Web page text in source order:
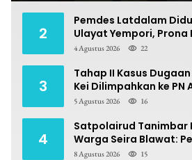
2
Pemdes Latdalam
Ulayat Yempori, Prona
Sengketa
4 Agustus 2026 22
3
Tahap II Kasus
Kei Dilimpahkan ke PN
5 Agustus 2026 16
4
Satpolairud Tanimbar
Warga Seira Blawat:
Berpotensi Pidana
8 Agustus 2026 15